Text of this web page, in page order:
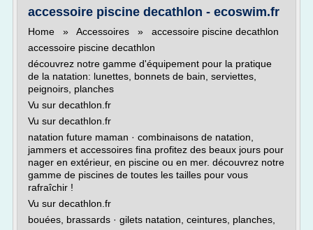
accessoire piscine decathlon - ecoswim.fr
Home » Accessoires » accessoire piscine decathlon
accessoire piscine decathlon
découvrez notre gamme d'équipement pour la pratique
de la natation: lunettes, bonnets de bain, serviettes,
peignoirs, planches
Vu sur decathlon.fr
Vu sur decathlon.fr
natation future maman · combinaisons de natation,
jammers et accessoires fina profitez des beaux jours pour
nager en extérieur, en piscine ou en mer. découvrez notre
gamme de piscines de toutes les tailles pour vous
rafraîchir !
Vu sur decathlon.fr
bouées, brassards · gilets natation, ceintures, planches,